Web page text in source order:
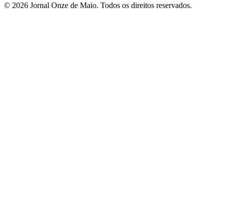
© 2026 Jornal Onze de Maio. Todos os direitos reservados.